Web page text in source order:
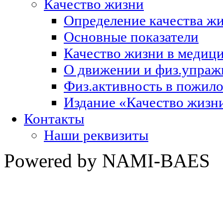
Качество жизни
Определение качества
Основные показатели
Качество жизни в
О движении и
Физ.активность в
Издание «Качество
Контакты
Наши реквизиты
Powered by NAMI-BAES